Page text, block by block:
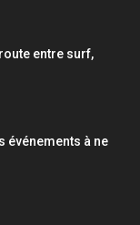
entre surf,
événements à ne